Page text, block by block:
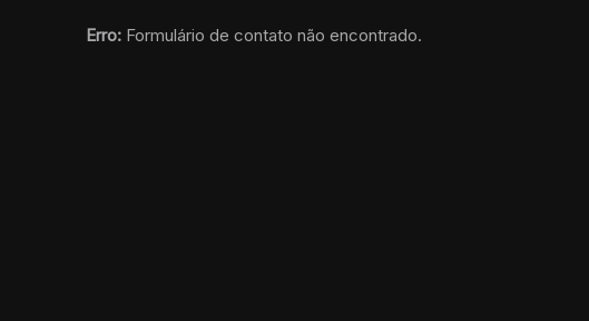
Erro: Formulário de contato não encontrado.